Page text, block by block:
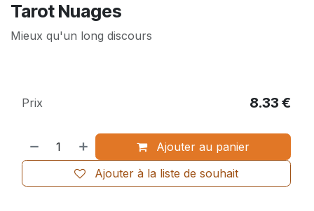
Tarot Nuages
Mieux qu'un long discours
Ajouter au panier
Ajouter à la liste de souhait
Prix 8.33 €